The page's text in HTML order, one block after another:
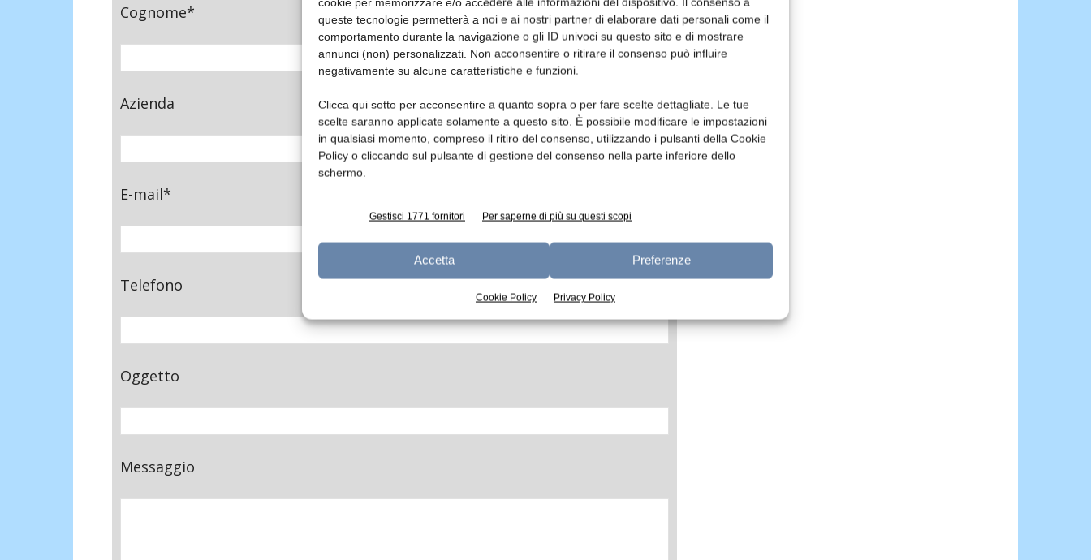
queste tecnologie permetterà a noi e ai nostri partner di elaborare dati personali come il
comportamento durante la navigazione o gli ID univoci su questo sito e di mostrare
annunci (non) personalizzati. Non acconsentire o ritirare il consenso può influire
negativamente su alcune caratteristiche e funzioni.
Clicca qui sotto per acconsentire a quanto sopra o per fare scelte dettagliate. Le tue
scelte saranno applicate solamente a questo sito. È possibile modificare le impostazioni
in qualsiasi momento, compreso il ritiro del consenso, utilizzando i pulsanti della Cookie
Policy o cliccando sul pulsante di gestione del consenso nella parte inferiore dello
schermo.
Gestisci 1771 fornitori Per saperne di più su questi scopi
Accetta Preferenze
Cookie Policy Privacy Policy
Cognome*
Azienda
E-mail*
Telefono
Oggetto
Messaggio